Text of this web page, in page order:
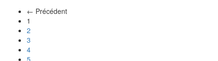
← Précédent
1
2
3
4
5